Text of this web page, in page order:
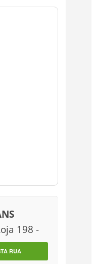
198 -
RUA